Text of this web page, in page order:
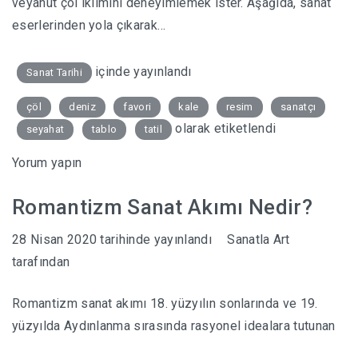
eserlerinden yola çıkarak…
Sanat Tarihi içinde yayınlandı
çöl deniz favori kale resim
sanatçı
seyahat
tablo tatil olarak etiketlendi
Yorum yapın
Romantizm Sanat Akımı Nedir?
28 Nisan 2020 tarihinde yayınlandı
Sanatla Art
tarafından
Romantizm sanat akımı 18. yüzyılın sonlarında ve 19.
yüzyılda Aydınlanma sırasında rasyonel idealara tutunan